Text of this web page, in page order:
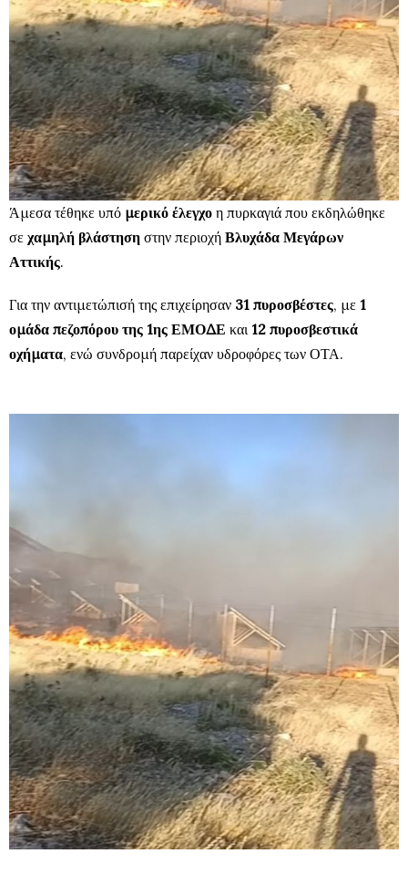
Άμεσα τέθηκε υπό μερικό έλεγχο η πυρκαγιά που εκδηλώθηκε
σε χαμηλή βλάστηση στην περιοχή Βλυχάδα Μεγάρων
Αττικής.
Για την αντιμετώπισή της επιχείρησαν 31 πυροσβέστες, με 1
ομάδα πεζοπόρου της 1ης ΕΜΟΔΕ και 12 πυροσβεστικά
οχήματα, ενώ συνδρομή παρείχαν υδροφόρες των ΟΤΑ.